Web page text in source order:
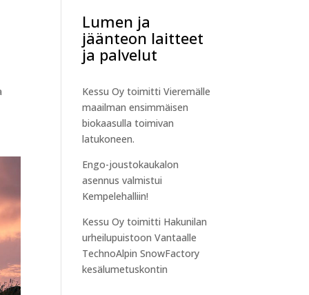
Lumen ja
jäänteon laitteet
ja palvelut
Kessu Oy toimitti Vieremälle
maailman ensimmäisen
biokaasulla toimivan
latukoneen.
Engo-joustokaukalon
asennus valmistui
Kempelehalliin!
Kessu Oy toimitti Hakunilan
urheilupuistoon Vantaalle
TechnoAlpin SnowFactory
kesälumetuskontin